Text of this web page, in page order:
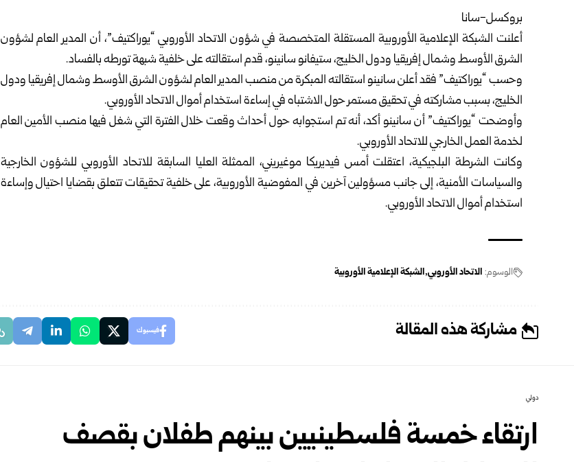
بروكسل-سانا
أعلنت الشبكة الإعلامية الأوروبية المستقلة المتخصصة في شؤون الاتحاد الأوروبي “يوراكتيف”، أن المدير العام لشؤون
الشرق الأوسط وشمال إفريقيا ودول الخليج، ستيفانو سانينو، قدم استقالته على خلفية شبهة تورطه بالفساد.
وحسب “يوراكتيف” فقد أعلن سانينو استقالته المبكرة من منصب المدير العام لشؤون الشرق الأوسط وشمال إفريقيا ودول
الخليج، بسبب مشاركته في تحقيق مستمر حول الاشتباه في إساءة استخدام أموال الاتحاد الأوروبي.
وأوضحت “يوراكتيف” أن سانينو أكد، أنه تم استجوابه حول أحداث وقعت خلال الفترة التي شغل فيها منصب الأمين العام
لخدمة العمل الخارجي للاتحاد الأوروبي.
وكانت الشرطة البلجيكية، اعتقلت أمس فيديريكا موغيريني، الممثلة العليا السابقة للاتحاد الأوروبي للشؤون الخارجية
والسياسات الأمنية، إلى جانب مسؤولين آخرين في المفوضية الأوروبية، على خلفية تحقيقات تتعلق بقضايا احتيال وإساءة
استخدام أموال الاتحاد الأوروبي.
الوسوم: الاتحاد الأوروبي الشبكة الإعلامية الأوروبية
مشاركة هذه المقالة فيسبوك
دولي
ارتقاء خمسة فلسطينيين بينهم طفلان بقصف